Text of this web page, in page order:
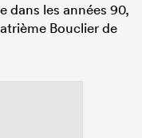
dans les années 90,
Bouclier de